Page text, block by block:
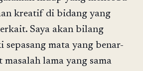
kreatif di bidang yang
Saya akan bilang
mata yang benar-
lama yang sama